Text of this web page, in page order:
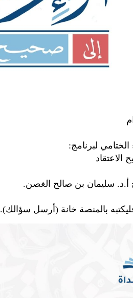
الختامي لبرنامج:
الاعتقاد
أ.د. سليمان بن صالح الغصن.
بالمنصة خانة (أرسل سؤالك).